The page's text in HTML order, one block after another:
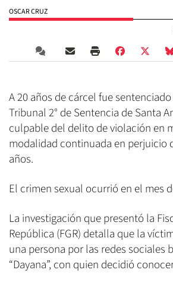
OSCAR CRUZ
A 20 años de cárcel fue
Tribunal 2° de Sentencia de Santa
culpable del delito de violación en
modalidad continuada en perjuicio
años.
El crimen sexual ocurrió en el mes
La investigación que presentó la
República (FGR) detalla que la
una persona por las redes sociales
“Dayana”, con quien decidió